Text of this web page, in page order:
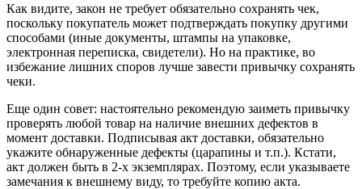
Как видите, закон не требует обязательно сохранять чек,
поскольку покупатель может подтверждать покупку другими
способами (иные документы, штампы на упаковке,
электронная переписка, свидетели). Но на практике, во
избежание лишних споров лучше завести привычку сохранять
чеки.
Еще один совет: настоятельно рекомендую заиметь привычку
проверять любой товар на наличие внешних дефектов в
момент доставки. Подписывая акт доставки, обязательно
укажите обнаруженные дефекты (царапины и т.п.). Кстати,
акт должен быть в 2-х экземплярах. Поэтому, если указываете
замечания к внешнему виду, то требуйте копию акта.